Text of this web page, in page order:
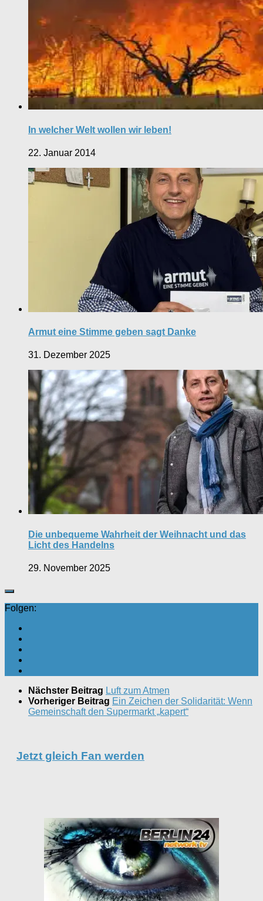
In welcher Welt wollen wir leben!
22. Januar 2014
Armut eine Stimme geben sagt Danke
31. Dezember 2025
Die unbequeme Wahrheit der Weihnacht und das
Licht des Handelns
29. November 2025
Folgen:
Nächster Beitrag Luft zum Atmen
Vorheriger Beitrag Ein Zeichen der Solidarität: Wenn
Gemeinschaft den Supermarkt „kapert“
Jetzt gleich Fan werden